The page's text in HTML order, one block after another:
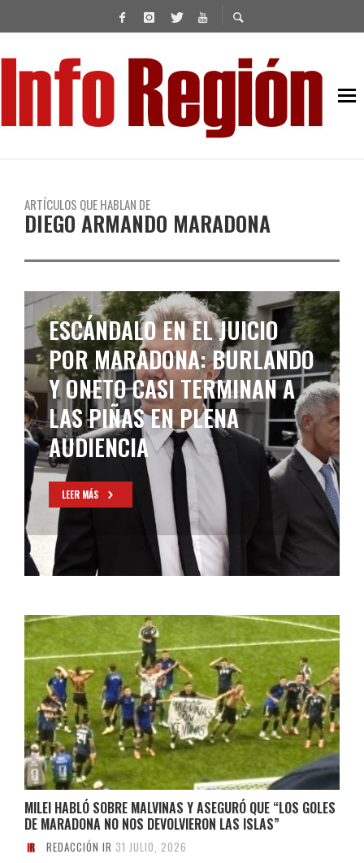
ARTÍCULOS QUE HABLAN DE
DIEGO ARMANDO MARADONA
LA HISTORIA DE LA
CAMISETA AZUL CON LA QUE
ARGENTINA ELIMINÓ A
INGLATERRA EN MÉXICO 86
LEER MÁS
MILEI HABLÓ SOBRE MALVINAS Y ASEGURÓ QUE “LOS GOLES
DE MARADONA NO NOS DEVOLVIERON LAS ISLAS”
REDACCIÓN IR 31 JULIO, 2026